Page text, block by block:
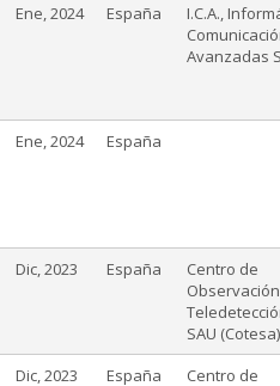
Ene, 2024 España
I.C.A.,
Avanzadas
Ene, 2024 España
Dic, 2023 España
Centro de
SAU (Cotesa)
Dic, 2023 España
Centro de